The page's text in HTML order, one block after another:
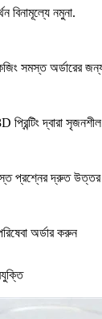
বিনামূল্যে নমুনা.
সমস্ত অর্ডারের
দ্বারা
প্রশ্নের দ্রুত উত্তর
অর্ডার করুন